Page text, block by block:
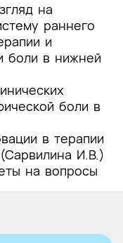
на
раннего
и
боли в нижней
боли в
в терапии
И.В.)
на вопросы